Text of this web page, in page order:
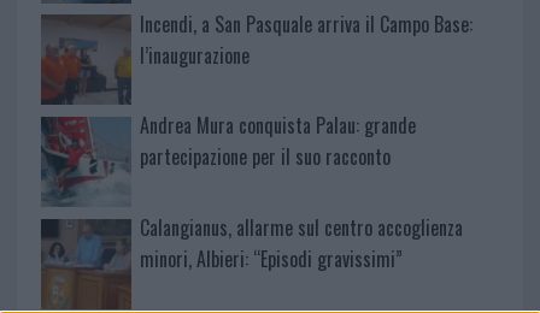
Incendi, a San Pasquale arriva il Campo Base:
l’inaugurazione
Andrea Mura conquista Palau: grande
partecipazione per il suo racconto
Calangianus, allarme sul centro accoglienza
minori, Albieri: “Episodi gravissimi”